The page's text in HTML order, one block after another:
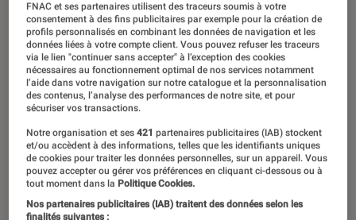
FNAC et ses partenaires utilisent des traceurs soumis à votre
consentement à des fins publicitaires par exemple pour la création de
profils personnalisés en combinant les données de navigation et les
données liées à votre compte client. Vous pouvez refuser les traceurs
via le lien "continuer sans accepter" à l’exception des cookies
nécessaires au fonctionnement optimal de nos services notamment
l’aide dans votre navigation sur notre catalogue et la personnalisation
des contenus, l’analyse des performances de notre site, et pour
sécuriser vos transactions.
Notre organisation et ses421 partenaires publicitaires (IAB) stockent
et/ou accèdent à des informations, telles que les identifiants uniques
de cookies pour traiter les données personnelles, sur un appareil. Vous
pouvez accepter ou gérer vos préférences en cliquant ci-dessous ou à
tout moment dans la Politique Cookies.
Nos partenaires publicitaires (IAB) traitent des données selon les
finalités suivantes :